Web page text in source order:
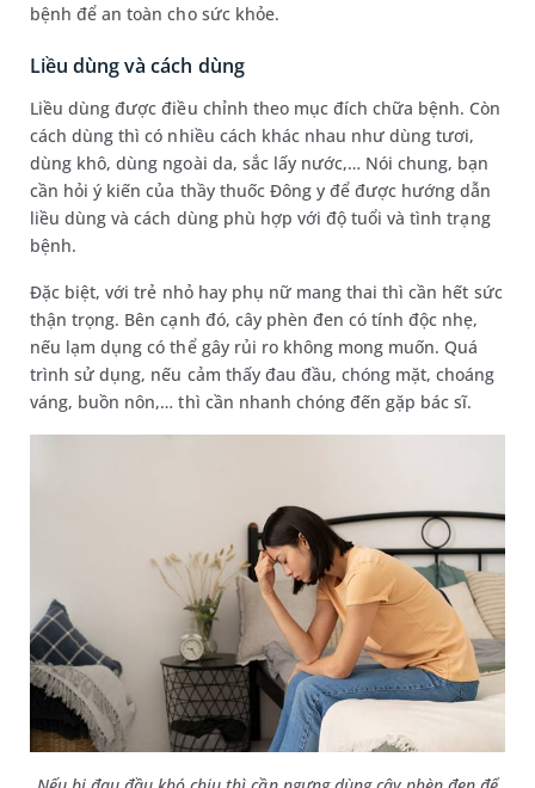
bệnh để an toàn cho sức khỏe.
Liều dùng và cách dùng
Liều dùng được điều chỉnh theo mục đích chữa bệnh. Còn
cách dùng thì có nhiều cách khác nhau như dùng tươi,
dùng khô, dùng ngoài da, sắc lấy nước,… Nói chung, bạn
cần hỏi ý kiến của thầy thuốc Đông y để được hướng dẫn
liều dùng và cách dùng phù hợp với độ tuổi và tình trạng
bệnh.
Đặc biệt, với trẻ nhỏ hay phụ nữ mang thai thì cần hết sức
thận trọng. Bên cạnh đó, cây phèn đen có tính độc nhẹ,
nếu lạm dụng có thể gây rủi ro không mong muốn. Quá
trình sử dụng, nếu cảm thấy đau đầu, chóng mặt, choáng
váng, buồn nôn,… thì cần nhanh chóng đến gặp bác sĩ.